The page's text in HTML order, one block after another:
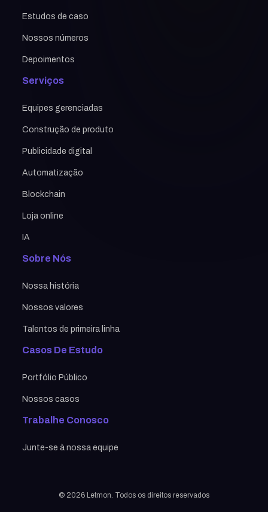
Estudos de caso
Nossos números
Depoimentos
Serviços
Equipes gerenciadas
Construção de produto
Publicidade digital
Automatização
Blockchain
Loja online
IA
Sobre Nós
Nossa história
Nossos valores
Talentos de primeira linha
Casos De Estudo
Portfólio Público
Nossos casos
Trabalhe Conosco
Junte-se à nossa equipe
© 2026 Letmon. Todos os direitos reservados